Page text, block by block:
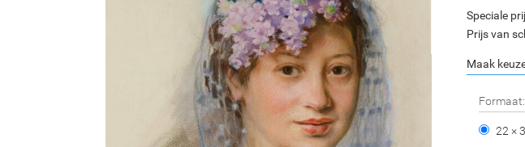
Speciale
Prijs van
Maak
Formaat:
22 ×